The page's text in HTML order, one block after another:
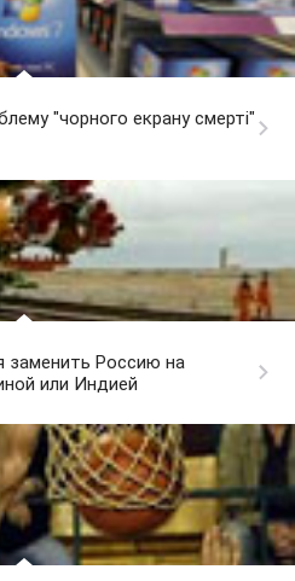
"чорного екрану смерті"
заменить Россию на
или Индией